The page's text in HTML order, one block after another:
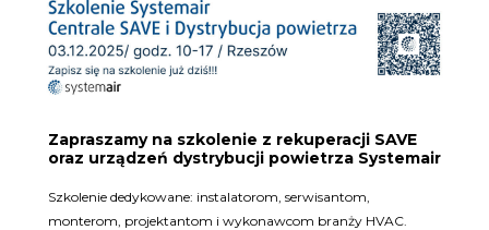
Zapraszamy na szkolenie z rekuperacji SAVE
oraz urządzeń dystrybucji powietrza Systemair
Szkolenie dedykowane: instalatorom, serwisantom,
monterom, projektantom i wykonawcom branży HVAC.